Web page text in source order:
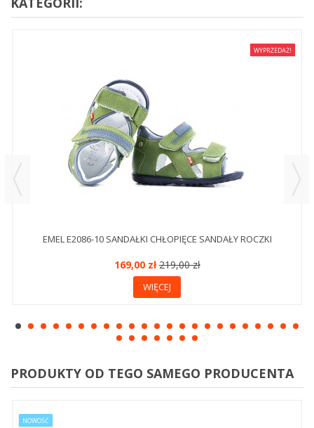
WYPRZEDAŻ!
EMEL E2086-10 SANDAŁKI CHŁOPIĘCE SANDAŁY ROCZKI
169,00 zł219,00 zł
WIĘCEJ
PRODUKTY OD TEGO SAMEGO PRODUCENTA
NOWOŚĆ